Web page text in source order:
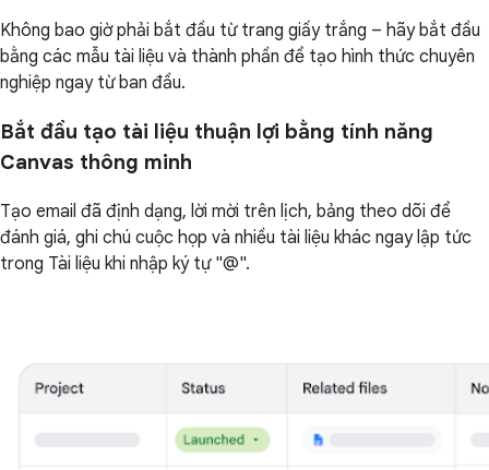
Không bao giờ phải bắt đầu từ trang giấy trắng – hãy bắt đầu
bằng các mẫu tài liệu và thành phần để tạo hình thức chuyên
nghiệp ngay từ ban đầu.
Bắt đầu tạo tài liệu thuận lợi bằng tính năng
Canvas thông minh
Tạo email đã định dạng, lời mời trên lịch, bảng theo dõi để
đánh giá, ghi chú cuộc họp và nhiều tài liệu khác ngay lập tức
trong Tài liệu khi nhập ký tự "@".